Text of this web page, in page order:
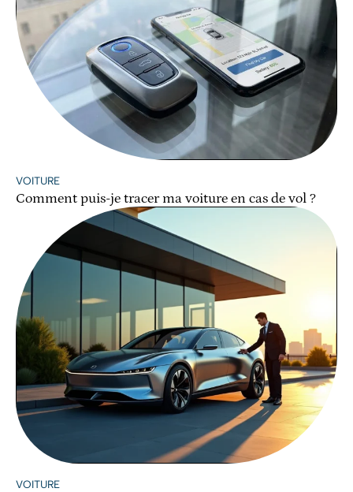
VOITURE
Comment puis-je tracer ma voiture en cas de vol ?
VOITURE